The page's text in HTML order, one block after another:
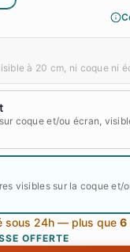
à 20 cm, ni coque ni
coque et/ou écran,
visibles sur la coque et/
sous 24h — plus que6
OFFERTE